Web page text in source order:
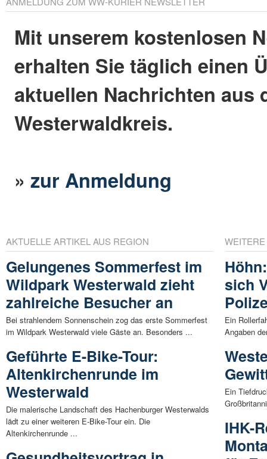
Mit unserem kostenlosen
erhalten Sie täglich einen
aktuellen Nachrichten aus
Westerwaldkreis.
»zur Anmeldung
AKTUELLE ARTIKEL AUS REGION
Gelungenes Sommerfest im
Wildpark Westerwald zieht
zahlreiche Besucher an
Bei strahlendem Sonnenschein zog das erste Sommerfest
im Wildpark Westerwald viele Gäste an. Besonders ...
Geführte E-Bike-Tour:
Altenkirchenrunde im
Westerwald
Die malerische Landschaft des Hachenburger Westerwalds
lädt zu einer weiteren E-Bike-Tour ein. Die
Altenkirchenrunde ...
sich
Ein
Angaben
Ein
IHK-